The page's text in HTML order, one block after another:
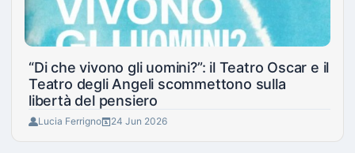
“Di che vivono gli uomini?”: il Teatro Oscar e il
Teatro degli Angeli scommettono sulla
libertà del pensiero
Lucia Ferrigno 24 Jun 2026